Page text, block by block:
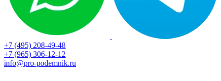
+7 (495) 208-49-48
+7 (965) 306-12-12
info@pro-podemnik.ru